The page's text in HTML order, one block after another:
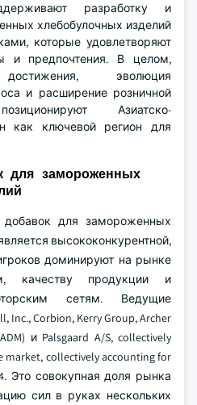
разработку и
хлебобулочных изделий
которые удовлетворяют
и предпочтения. В целом,
достижения, эволюция
и расширение розничной
Азиатско-
как ключевой регион для
для замороженных
для замороженных
высококонкурентной,
доминируют на рынке
качеству продукции и
сетям. Ведущие
Inc., Corbion, Kerry Group, Archer
и Palsgaard A/S, collectively
market, collectively accounting for
Это совокупная доля рынка
сил в руках нескольких